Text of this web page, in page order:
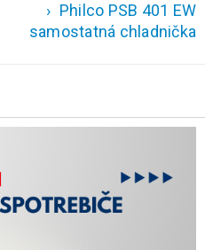
› Philco PSB 401 EW
samostatná chladnička